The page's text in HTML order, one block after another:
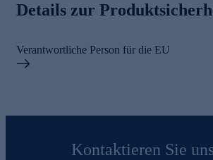
Details zur
Verantwortliche Person für die EU
Kontaktieren Sie